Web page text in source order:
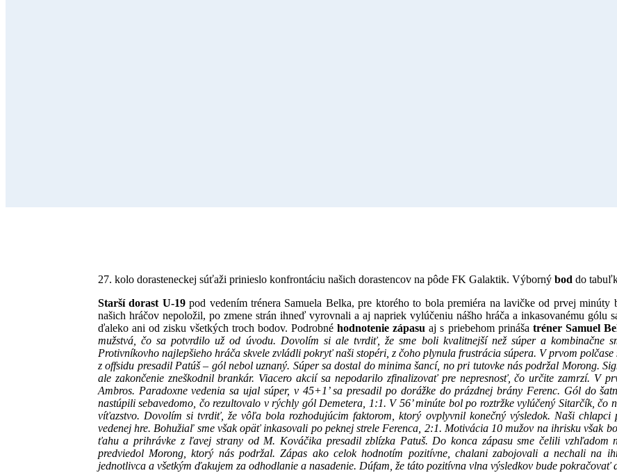
27. kolo dorasteneckej súťaži prinieslo konfrontáciu našich dorastencov na pôde FK Galaktik. Výborný boddo
Starší dorast U-19pod vedením trénera Samuela Belka, pre ktorého to bola premiéra na lavičke od prvej
našich hráčov nepoložil, po zmene strán ihneď vyrovnali a aj napriek vylúčeniu nášho hráča a inkasovanému gólu
ďaleko ani od zisku všetkých troch bodov. Podrobnéhodnotenie zápasu aj s priebehom prináša tréner Samuel
mužstvá, čo sa potvrdilo už od úvodu. Dovolím si ale tvrdiť, že sme boli kvalitnejší než súper a kombinačne
Protivníkovho najlepšieho hráča skvele zvládli pokryť naši stopéri, z čoho plynula frustrácia súpera. V prvom
z offsidu presadil Patúš – gól nebol uznaný. Súper sa dostal do minima šancí, no pri tutovke nás podržal Morong.
ale zakončenie zneškodnil brankár. Viacero akcií sa nepodarilo zfinalizovať pre nepresnosť, čo určite zamrzí. V
Ambros. Paradoxne vedenia sa ujal súper, v 45+1’ sa presadil po dorážke do prázdnej brány Ferenc. Gól do
nastúpili sebavedomo, čo rezultovalo v rýchly gól Demetera, 1:1. V 56’ minúte bol po roztržke vylúčený Sitarčík,
víťazstvo. Dovolím si tvrdiť, že vôľa bola rozhodujúcim faktorom, ktorý ovplyvnil konečný výsledok. Naši chlapci
vedenej hre. Bohužiaľ sme však opäť inkasovali po peknej strele Ferenca, 2:1. Motivácia 10 mužov na ihrisku však
ťahu a prihrávke z ľavej strany od M. Kováčika presadil zblízka Patuš. Do konca zápasu sme čelili vzhľadom
predviedol Morong, ktorý nás podržal. Zápas ako celok hodnotím pozitívne, chalani zabojovali a nechali na
jednotlivca a všetkým ďakujem za odhodlanie a nasadenie. Dúfam, že táto pozitívna vlna výsledkov bude pokračovať